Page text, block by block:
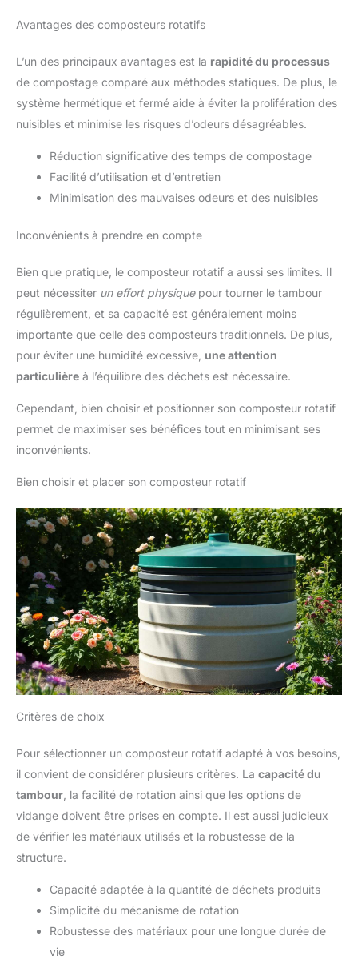
Avantages des composteurs rotatifs
L’un des principaux avantages est la rapidité du processus
de compostage comparé aux méthodes statiques. De plus, le
système hermétique et fermé aide à éviter la prolifération des
nuisibles et minimise les risques d’odeurs désagréables.
Réduction significative des temps de compostage
Facilité d’utilisation et d’entretien
Minimisation des mauvaises odeurs et des nuisibles
Inconvénients à prendre en compte
Bien que pratique, le composteur rotatif a aussi ses limites. Il
peut nécessiter un effort physiquepour tourner le tambour
régulièrement, et sa capacité est généralement moins
importante que celle des composteurs traditionnels. De plus,
pour éviter une humidité excessive, une attention
particulière à l’équilibre des déchets est nécessaire.
Cependant, bien choisir et positionner son composteur rotatif
permet de maximiser ses bénéfices tout en minimisant ses
inconvénients.
Bien choisir et placer son composteur rotatif
Critères de choix
Pour sélectionner un composteur rotatif adapté à vos besoins,
il convient de considérer plusieurs critères. La capacité du
tambour , la facilité de rotation ainsi que les options de
vidange doivent être prises en compte. Il est aussi judicieux
de vérifier les matériaux utilisés et la robustesse de la
structure.
Capacité adaptée à la quantité de déchets produits
Simplicité du mécanisme de rotation
Robustesse des matériaux pour une longue durée de
vie